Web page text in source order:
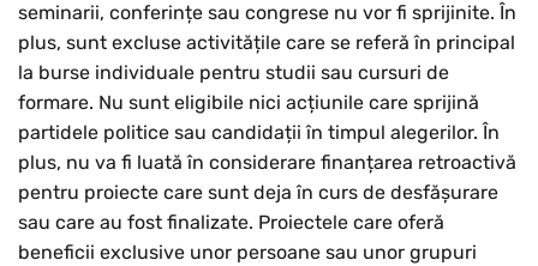
seminarii, conferințe sau congrese nu vor fi sprijinite. În
plus, sunt excluse activitățile care se referă în principal
la burse individuale pentru studii sau cursuri de
formare. Nu sunt eligibile nici acțiunile care sprijină
partidele politice sau candidații în timpul alegerilor. În
plus, nu va fi luată în considerare finanțarea retroactivă
pentru proiecte care sunt deja în curs de desfășurare
sau care au fost finalizate. Proiectele care oferă
beneficii exclusive unor persoane sau unor grupuri